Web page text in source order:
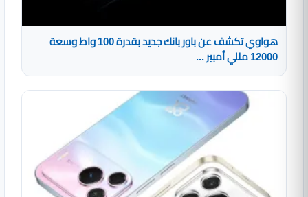
هواوي تكشف عن باور بانك جديد بقدرة 100 واط وسعة
12000 مللي أمبير ...